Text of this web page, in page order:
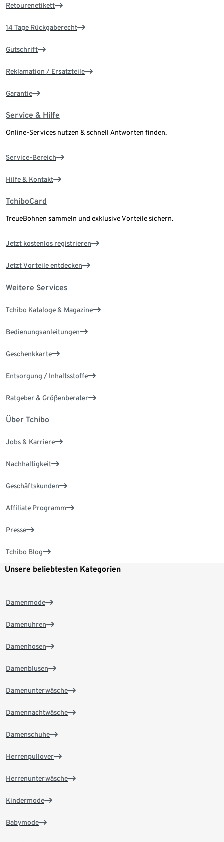
Retourenetikett
14 Tage Rückgaberecht
Gutschrift
Reklamation / Ersatzteile
Garantie
Service & Hilfe
Online-Services nutzen & schnell Antworten finden.
Service-Bereich
Hilfe & Kontakt
TchiboCard
TreueBohnen sammeln und exklusive Vorteile sichern.
Jetzt kostenlos registrieren
Jetzt Vorteile entdecken
Weitere Services
Tchibo Kataloge & Magazine
Bedienungsanleitungen
Geschenkkarte
Entsorgung / Inhaltsstoffe
Ratgeber & Größenberater
Über Tchibo
Jobs & Karriere
Nachhaltigkeit
Geschäftskunden
Affiliate Programm
Presse
Tchibo Blog
Unsere beliebtesten Kategorien
Damenmode
Damenuhren
Damenhosen
Damenblusen
Damenunterwäsche
Damennachtwäsche
Damenschuhe
Herrenpullover
Herrenunterwäsche
Kindermode
Babymode